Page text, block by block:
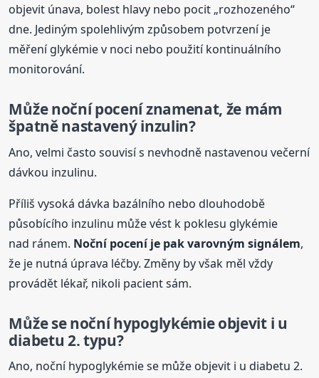
objevit únava, bolest hlavy nebo pocit „rozhozeného“
dne. Jediným spolehlivým způsobem potvrzení je
měření glykémie v noci nebo použití kontinuálního
monitorování.
Může nočnípoceníznamenat, že mám
špatně nastavený inzulin?
Ano, velmi často souvisí s nevhodně nastavenou večerní
dávkou inzulinu.
Příliš vysoká dávka bazálního nebo dlouhodobě
působícího inzulinu může vést k poklesu glykémie
nad ránem. Nočnípoceníje pak varovným signálem,
že je nutná úprava léčby. Změny by však měl vždy
provádět lékař, nikoli pacient sám.
Může se noční hypoglykémie objevit i u
diabetu 2. typu?
Ano, noční hypoglykémie se může objevit i u diabetu 2.